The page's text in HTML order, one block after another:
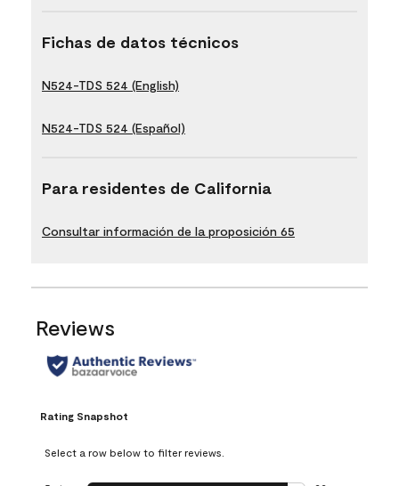
Fichas de datos técnicos
N524-TDS 524 (English)
N524-TDS 524 (Español)
Para residentes de California
Consultar información de la proposición 65
Reviews
Rating Snapshot
Select a row below to filter reviews.